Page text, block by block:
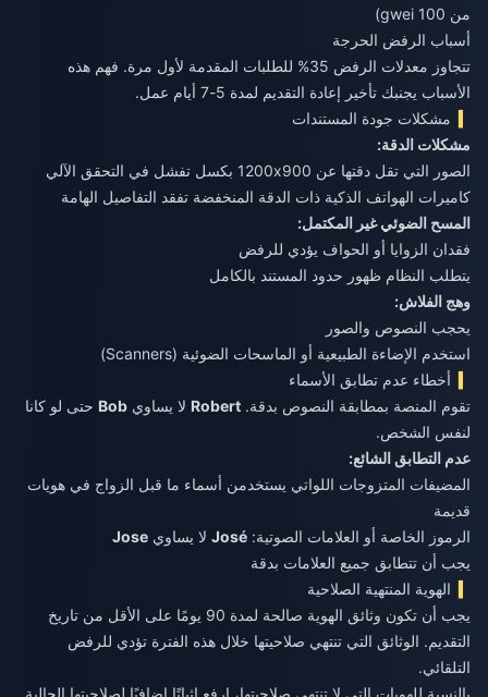
من 100 gwei)
أسباب الرفض الحرجة
تتجاوز معدلات الرفض 35% للطلبات المقدمة لأول مرة. فهم هذه
الأسباب يجنبك تأخير إعادة التقديم لمدة 5-7 أيام عمل.
مشكلات جودة المستندات
مشكلات الدقة:
الصور التي تقل دقتها عن 1200x900 بكسل تفشل في التحقق الآلي
كاميرات الهواتف الذكية ذات الدقة المنخفضة تفقد التفاصيل الهامة
المسح الضوئي غير المكتمل:
فقدان الزوايا أو الحواف يؤدي للرفض
يتطلب النظام ظهور حدود المستند بالكامل
وهج الفلاش:
يحجب النصوص والصور
استخدم الإضاءة الطبيعية أو الماسحات الضوئية (Scanners)
أخطاء عدم تطابق الأسماء
تقوم المنصة بمطابقة النصوص بدقة. Robert لا يساوي Bob حتى لو كانا
لنفس الشخص.
عدم التطابق الشائع:
المضيفات المتزوجات اللواتي يستخدمن أسماء ما قبل الزواج في هويات
قديمة
الرموز الخاصة أو العلامات الصوتية: José لا يساوي Jose
يجب أن تتطابق جميع العلامات بدقة
الهوية المنتهية الصلاحية
يجب أن تكون وثائق الهوية صالحة لمدة 90 يومًا على الأقل من تاريخ
التقديم. الوثائق التي تنتهي صلاحيتها خلال هذه الفترة تؤدي للرفض
التلقائي.
بالنسبة للهويات التي لا تنتهي صلاحيتها، ارفع إثباتًا إضافيًا لصلاحيتها الحالية.